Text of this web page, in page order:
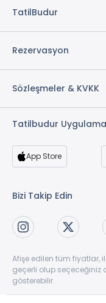
TatilBudur
Rezervasyon
Sözleşmeler & KVKK
Tatilbudur
App Store
Bizi Takip Edin
Afişe edilen tüm fiyatlar,
geçerli olup seçeceğiniz
gösterebilir.